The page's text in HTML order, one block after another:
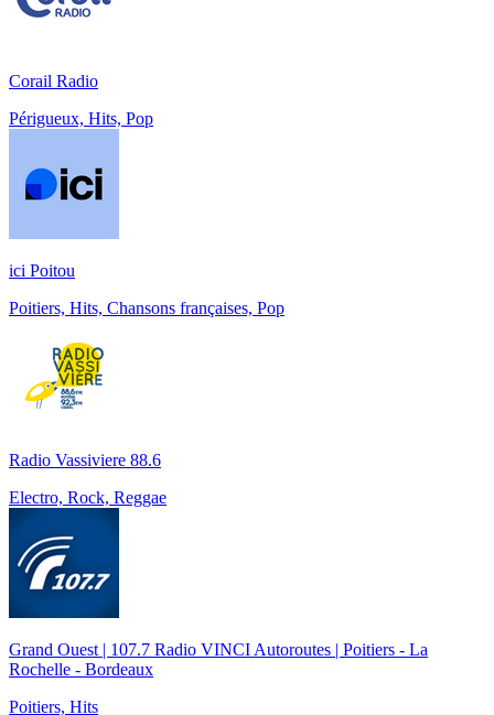
Corail Radio
Périgueux, Hits, Pop
ici Poitou
Poitiers, Hits, Chansons françaises, Pop
Radio Vassiviere 88.6
Electro, Rock, Reggae
Grand Ouest | 107.7 Radio VINCI Autoroutes | Poitiers - La
Rochelle - Bordeaux
Poitiers, Hits